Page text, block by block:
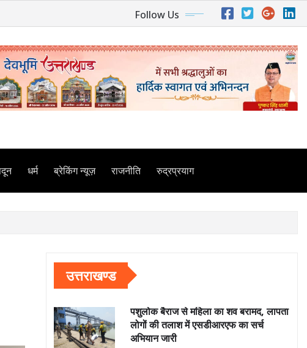
Follow Us
धर्म ब्रेकिंग न्यूज़ राजनीति रुद्रप्रयाग
उत्तराखण्ड
पशुलोक बैराज से महिला का शव बरामद, लापता
लोगों की तलाश में एसडीआरएफ का सर्च
अभियान जारी